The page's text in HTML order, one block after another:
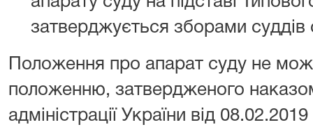
затверджується зборами суддів
Положення про апарат суду не
положенню, затвердженого
адміністрації України від